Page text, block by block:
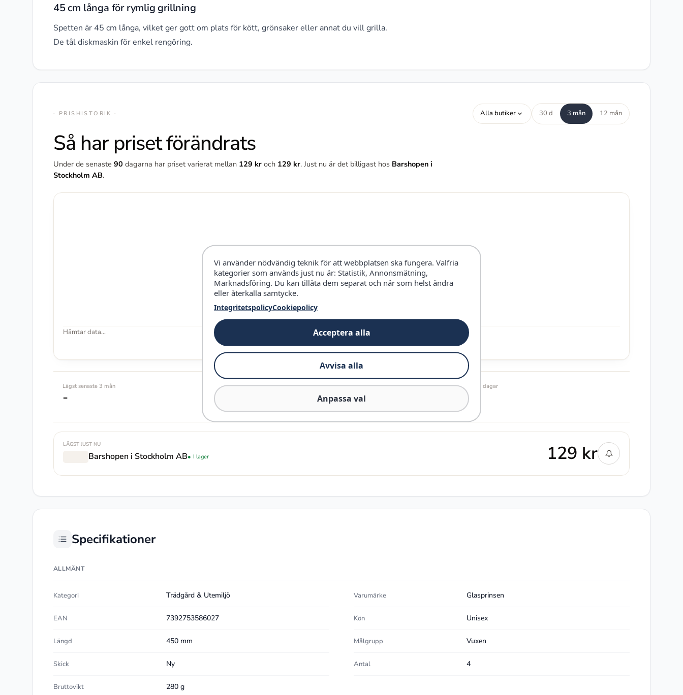
Vi använder nödvändig teknik för att webbplatsen ska fungera. Valfria
kategorier som används just nu är: Statistik, Annonsmätning,
Marknadsföring. Du kan tillåta dem separat och när som helst ändra
eller återkalla samtycke.
IntegritetspolicyCookiepolicy
Acceptera alla
Avvisa alla
Anpassa val
45 cm långa för rymlig grillning
Spetten är 45 cm långa, vilket ger gott om plats för kött, grönsaker eller annat du vill grilla.
De tål diskmaskin för enkel rengöring.
· PRISHISTORIK · Alla butiker 30 d 3 mån 12 mån
Så har priset förändrats
Under de senaste 90 dagarna har priset varierat mellan 129 kr och 129 kr. Just nu är det billigast hos Barshopen i
Stockholm AB.
Hämtar data…
Lägsta dagliga pris
Lägst senaste 3 mån
-
Snittpris Förändring 30 dagar
LÄGST JUST NU
Barshopen i Stockholm AB I lager 129 kr
Specifikationer
ALLMÄNT
Kategori Trädgård & Utemiljö Varumärke Glasprinsen
EAN 7392753586027 Kön Unisex
Längd 450 mm Målgrupp Vuxen
Skick Ny Antal 4
Bruttovikt 280 g